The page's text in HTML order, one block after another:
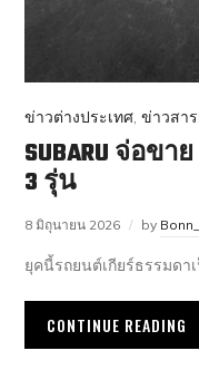
ข่าวต่างประเทศ,ข่าวสา
SUBARU จ่อข
3 รุ่น
8 มิถุนายน 2026 by
ยุคนี้รถยนต์เกียร์ธรรมด
CONTINUE READING